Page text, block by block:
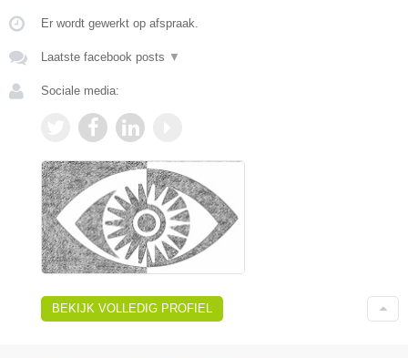
Er wordt gewerkt op afspraak.
Laatste facebook posts ▼
Sociale media:
BEKIJK VOLLEDIG PROFIEL